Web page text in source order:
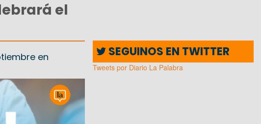
el
en
SEGUINOS EN TWITTER
Tweets por Diario La Palabra